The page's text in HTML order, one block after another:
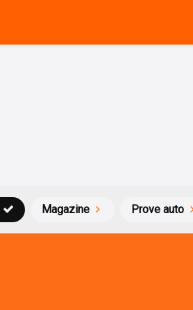
Magazine Prove auto